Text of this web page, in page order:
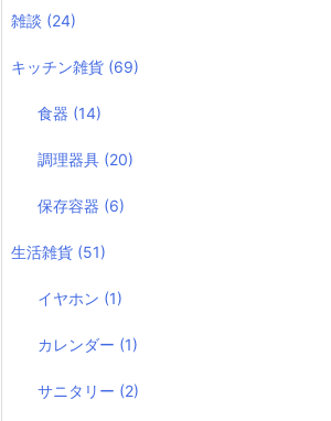
雑談 (24)
キッチン雑貨 (69)
食器 (14)
調理器具 (20)
保存容器 (6)
生活雑貨 (51)
イヤホン (1)
カレンダー (1)
サニタリー (2)